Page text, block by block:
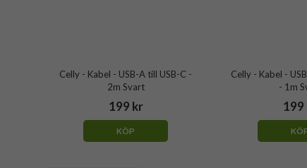
Celly - Kabel - USB-A till USB-C -
2m Svart
199 kr
KÖP
Celly - Kabel -
- 1m
199